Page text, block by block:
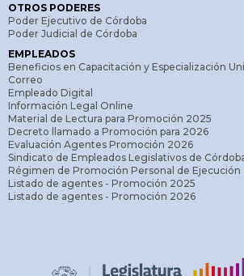
OTROS PODERES
Poder Ejecutivo de Córdoba
Poder Judicial de Córdoba
EMPLEADOS
Beneficios en Capacitación y Especialización
Correo
Empleado Digital
Información Legal Online
Material de Lectura para Promoción 2025
Decreto llamado a Promoción para 2026
Evaluación Agentes Promoción 2026
Sindicato de Empleados Legislativos de
Régimen de Promoción Personal de Ejecución
Listado de agentes - Promoción 2025
Listado de agentes - Promoción 2026